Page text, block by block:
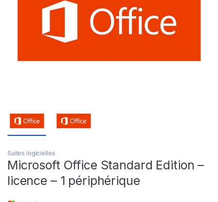
Suites logicielles
Microsoft Office Standard Edition –
licence – 1 périphérique